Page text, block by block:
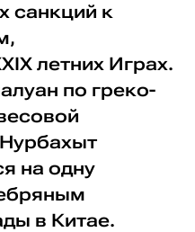
санкций к
летних Играх.
по греко-
Нурбахыт
на одну
в Китае.